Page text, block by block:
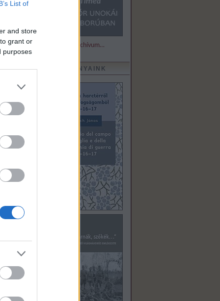
List of
and store
grant or
purposes
a
Részletek és archívum…
KIADVÁNYAINK